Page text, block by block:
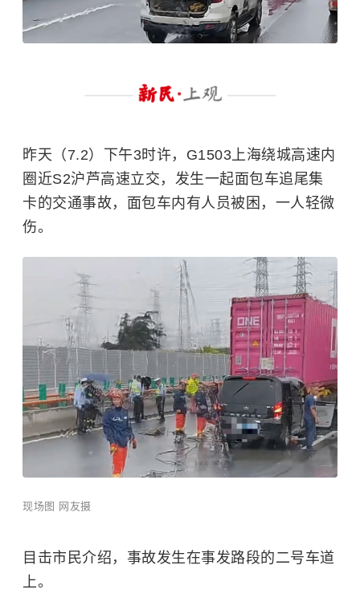
昨天（7.2）下午3时许，G1503上海绕城高速内
圈近S2沪芦高速立交，发生一起面包车追尾集
卡的交通事故，面包车内有人员被困，一人轻微
伤。
现场图 网友摄
目击市民介绍，事故发生在事发路段的二号车道
上。